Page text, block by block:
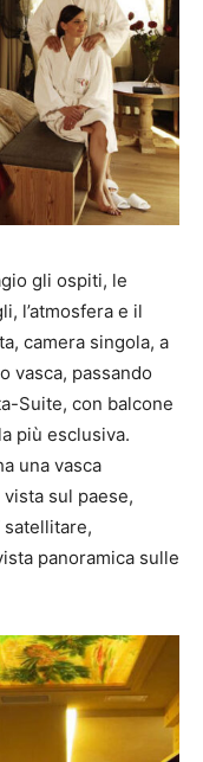
gli ospiti, le
l’atmosfera e il
camera singola, a
vasca, passando
Suite, con balcone
più esclusiva.
una vasca
sul paese,
satellitare,
panoramica sulle